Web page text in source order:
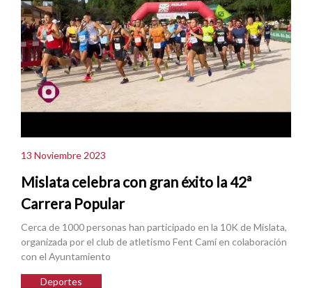
13 Noviembre 2023
Mislata celebra con gran éxito la 42ª
Carrera Popular
Cerca de 1000 personas han participado en la 10K de Mislata,
organizada por el club de atletismo Fent Camí en colaboración
con el Ayuntamiento
Deportes